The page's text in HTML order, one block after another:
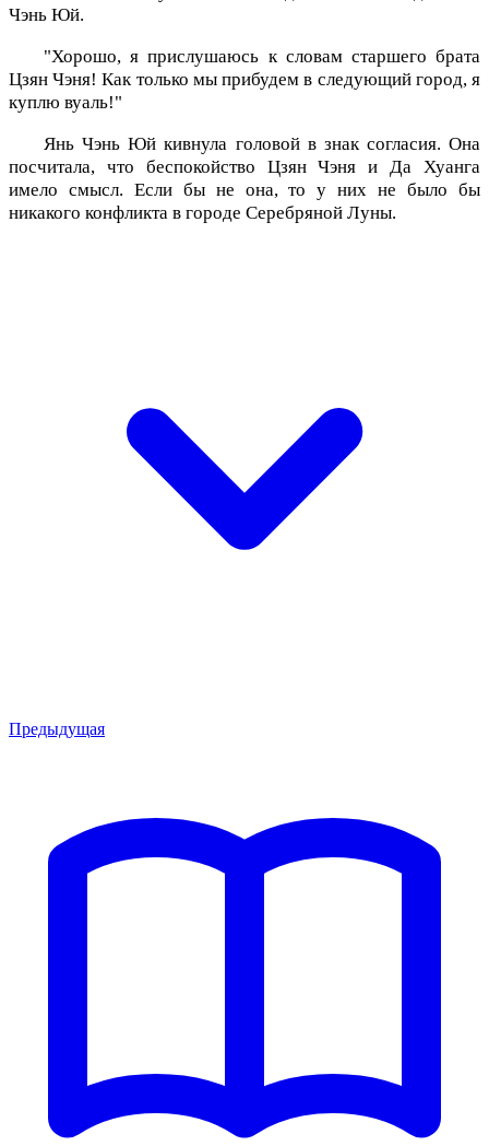
Чэнь Юй.
"Хорошо, я прислушаюсь к словам старшего брата
Цзян Чэня! Как только мы прибудем в следующий город, я
куплю вуаль!"
Янь Чэнь Юй кивнула головой в знак согласия. Она
посчитала, что беспокойство Цзян Чэня и Да Хуанга
имело смысл. Если бы не она, то у них не было бы
никакого конфликта в городе Серебряной Луны.
Предыдущая